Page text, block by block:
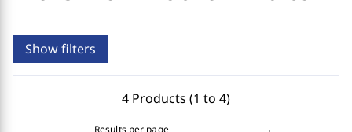
Show filters
4 Products (1 to 4)
Results per page